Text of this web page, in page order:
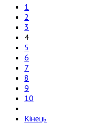
1
2
3
4
5
6
7
8
9
10
Кінець